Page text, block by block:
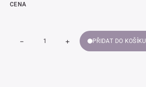
CENA
Snížit
-
Zvýšit
množství
+ PŘIDAT DO KOŠÍKU